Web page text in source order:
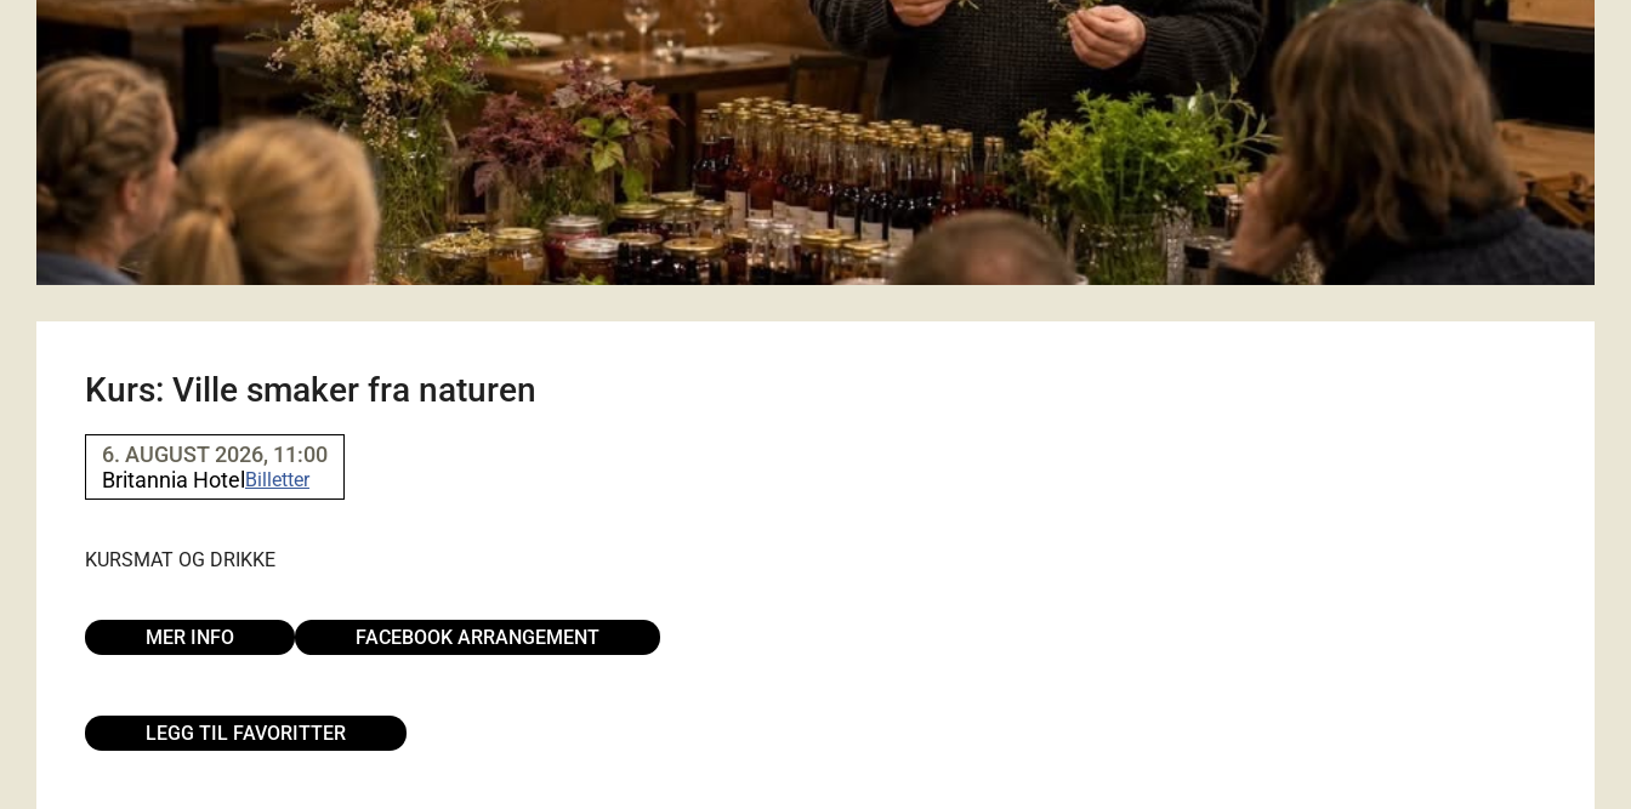
Kurs: Ville smaker fra naturen
6. AUGUST 2026, 11:00
Britannia HotelBilletter
KURSMAT OG DRIKKE
MER INFO FACEBOOK ARRANGEMENT
LEGG TIL FAVORITTER